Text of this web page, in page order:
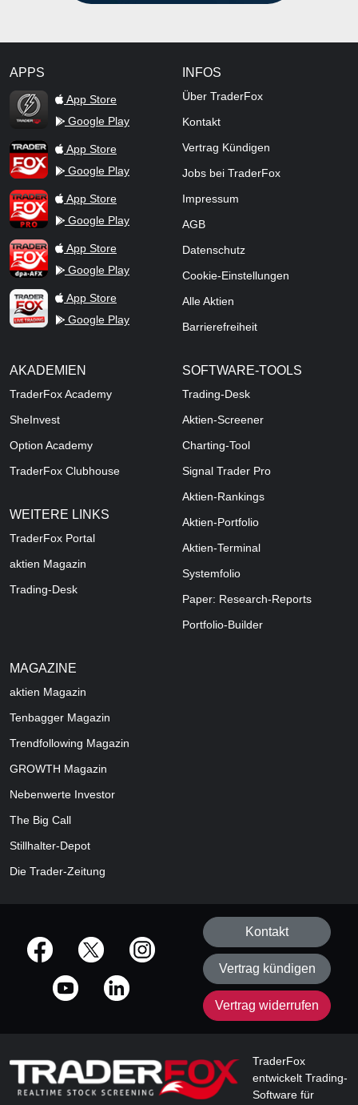
APPS
TraderFox Flash
App Store
Google Play
TraderFox AppApp Store
Google Play
TraderFox ProApp Store
Google Play
TraderFox dpa-AFX ProFeed
App Store
Google Play
TraderFox Live Trading
App Store
Google Play
INFOS
Über TraderFox
Kontakt
Vertrag Kündigen
Jobs bei TraderFox
Impressum
AGB
Datenschutz
Cookie-Einstellungen
Alle Aktien
Barrierefreiheit
AKADEMIEN
TraderFox Academy
SheInvest
Option Academy
TraderFox Clubhouse
WEITERE LINKS
TraderFox Portal
aktien Magazin
Trading-Desk
SOFTWARE-TOOLS
Trading-Desk
Aktien-Screener
Charting-Tool
Signal Trader Pro
Aktien-Rankings
Aktien-Portfolio
Aktien-Terminal
Systemfolio
Paper: Research-Reports
Portfolio-Builder
MAGAZINE
aktien Magazin
Tenbagger Magazin
Trendfollowing Magazin
GROWTH Magazin
Nebenwerte Investor
The Big Call
Stillhalter-Depot
Die Trader-Zeitung
offizielle Social Media-Accounts
Kontakt
Vertrag kündigen
Vertrag widerrufen
TraderFox
entwickelt Trading-
Software für